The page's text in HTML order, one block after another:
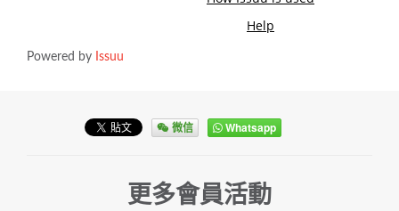
Powered by Issuu
微信 Whatsapp
更多會員活動